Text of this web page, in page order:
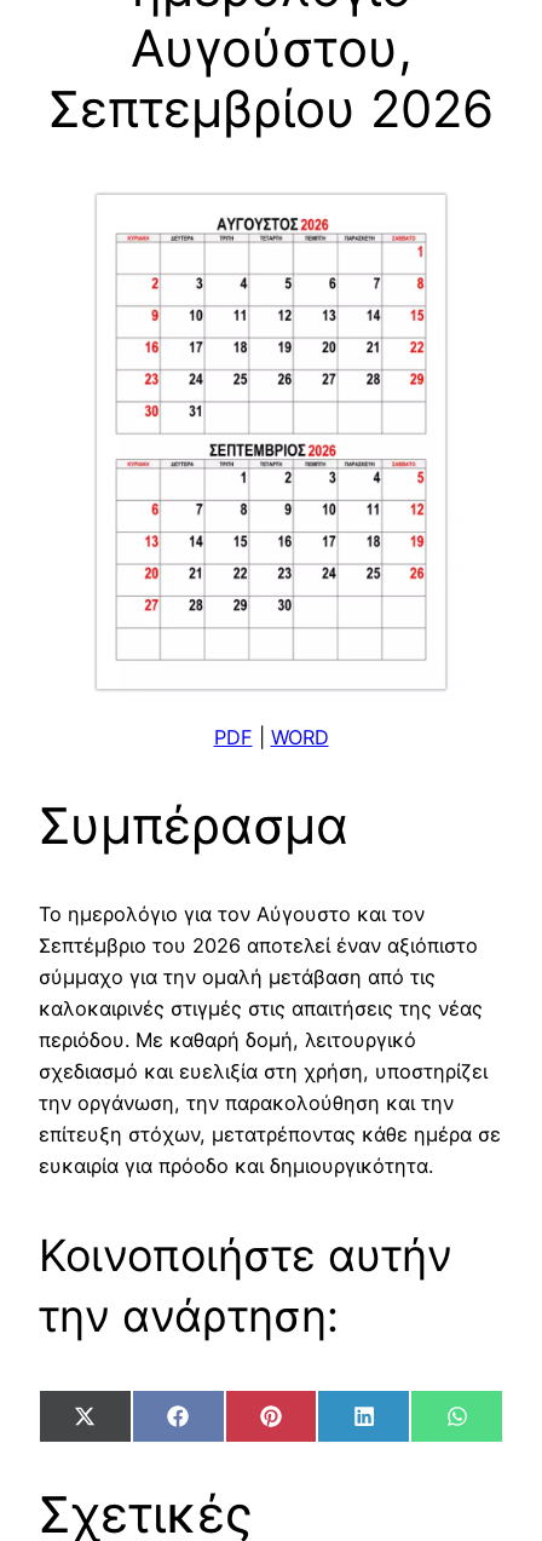
Αυγούστου,
Σεπτεμβρίου 2026
PDF WORD
Συμπέρασμα
Το ημερολόγιο για τον Αύγουστο και τον
Σεπτέμβριο του 2026 αποτελεί έναν αξιόπιστο
σύμμαχο για την ομαλή μετάβαση από τις
καλοκαιρινές στιγμές στις απαιτήσεις της νέας
περιόδου. Με καθαρή δομή, λειτουργικό
σχεδιασμό και ευελιξία στη χρήση, υποστηρίζει
την οργάνωση, την παρακολούθηση και την
επίτευξη στόχων, μετατρέποντας κάθε ημέρα σε
ευκαιρία για πρόοδο και δημιουργικότητα.
Κοινοποιήστε αυτήν
την ανάρτηση:
Share
on
X
(Twitter)
Share
on
FacebookShare
on
Pinterest Share
on
LinkedIn Share
on
Σχετικές